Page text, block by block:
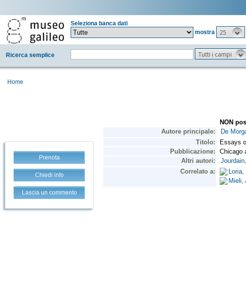
Seleziona banca dati
mostra
25
Ricerca semplice Tutti i campi
Home
Prenota
Chiedi info
Lascia un commento